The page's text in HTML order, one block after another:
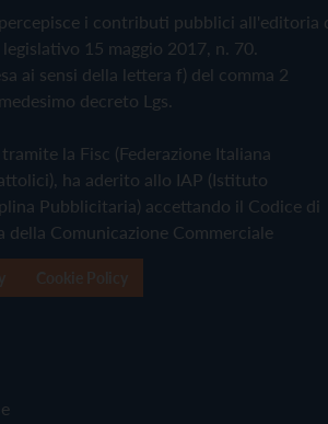
i contributi pubblici all'editoria
15 maggio 2017, n. 70.
ai sensi della lettera f) del comma 2
decreto Lgs.
la Fisc (Federazione Italiana
ha aderito allo IAP (Istituto
Pubblicitaria) accettando il Codice di
della Comunicazione Commerciale